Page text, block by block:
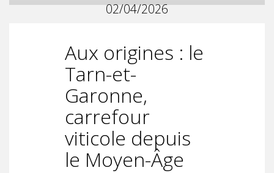
02/04/2026
Aux origines : le
Tarn-et-
Garonne,
carrefour
viticole depuis
le Moyen-Âge